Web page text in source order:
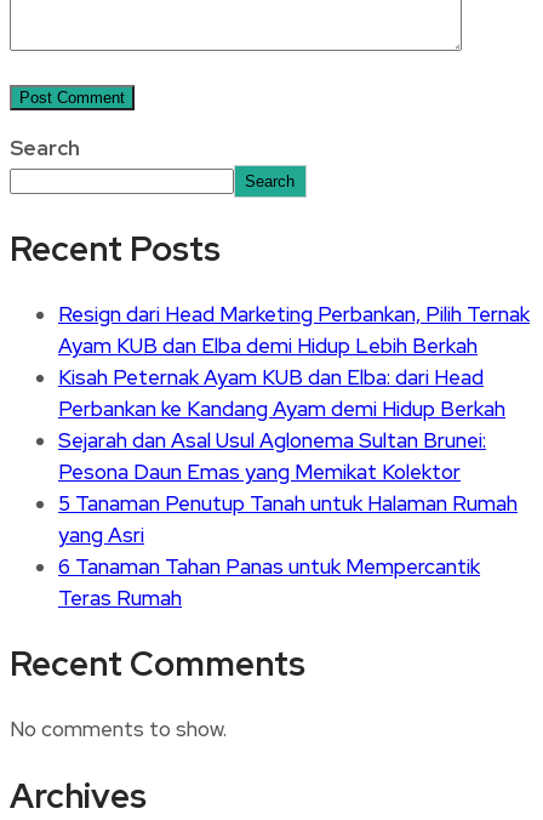
Search
Search
Recent Posts
Resign dari Head Marketing Perbankan, Pilih Ternak
Ayam KUB dan Elba demi Hidup Lebih Berkah
Kisah Peternak Ayam KUB dan Elba: dari Head
Perbankan ke Kandang Ayam demi Hidup Berkah
Sejarah dan Asal Usul Aglonema Sultan Brunei:
Pesona Daun Emas yang Memikat Kolektor
5 Tanaman Penutup Tanah untuk Halaman Rumah
yang Asri
6 Tanaman Tahan Panas untuk Mempercantik
Teras Rumah
Recent Comments
No comments to show.
Archives